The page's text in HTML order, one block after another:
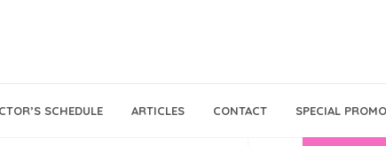
Klinik
Bina Medika
SCHEDULE ARTICLES CONTACT SPECIAL